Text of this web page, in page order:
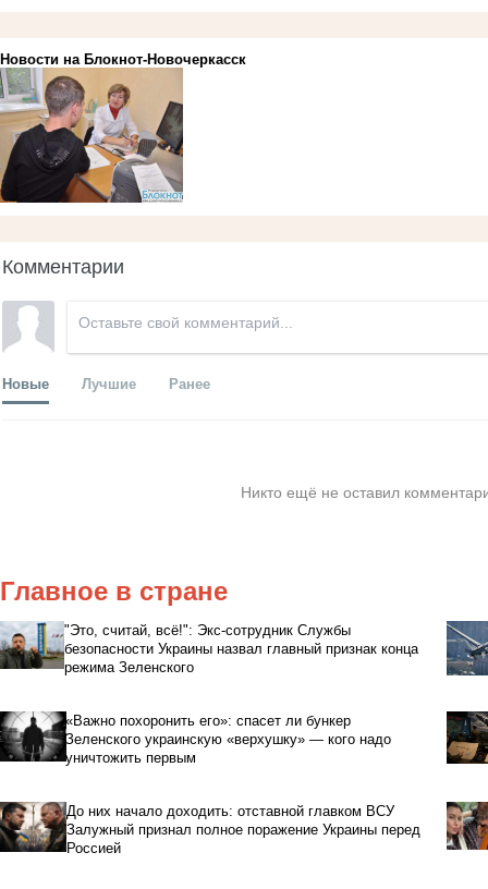
Новости на Блoкнoт-Новочеркасск
Комментарии
Новые Лучшие Ранее
Никто ещё не оставил
Главное в стране
"Это, считай, всё!": Экс-сотрудник Службы
безопасности Украины назвал главный признак конца
режима Зеленского
«Важно похоронить его»: спасет ли бункер
Зеленского украинскую «верхушку» — кого надо
уничтожить первым
До них начало доходить: отставной главком ВСУ
Залужный признал полное поражение Украины перед
Россией